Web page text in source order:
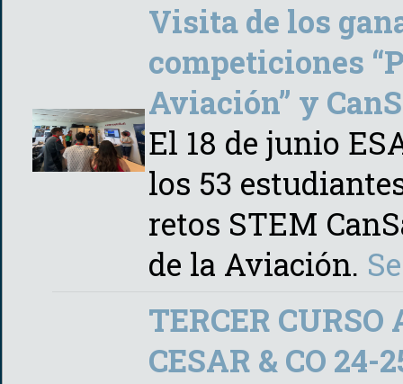
Visita de los
competiciones
Aviación” y
El 18 de junio
los 53
retos STEM
de la Aviación.
TERCER CURSO
CESAR & CO 24-